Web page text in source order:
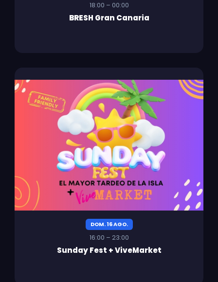
18:00 – 00:00
BRESH Gran Canaria
DOM. 16 AGO.
16:00 – 23:00
Sunday Fest + ViveMarket